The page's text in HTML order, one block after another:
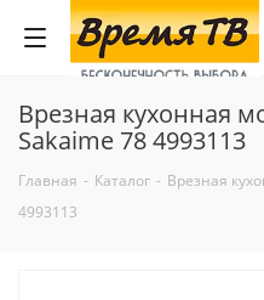
Врезная кухонная
Sakaime 78 4993113
Главная - Каталог - Врезная
4993113